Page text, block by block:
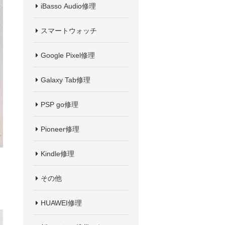
iBasso Audio修理
スマートウォッチ
Google Pixel修理
Galaxy Tab修理
PSP go修理
Pioneer修理
Kindle修理
その他
HUAWEI修理